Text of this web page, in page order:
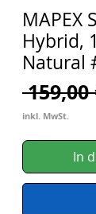
MAPEX
Hybrid,
Natural
159,00
inkl. MwSt.
In